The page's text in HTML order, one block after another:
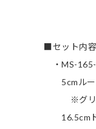
■セット内容
・MS-165-
5cmルー
※グリル/
16.5cmド